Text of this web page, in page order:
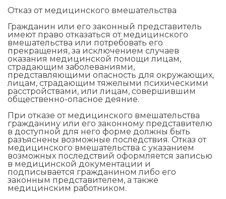
Отказ от медицинского вмешательства
Гражданин или его законный представитель
имеют право отказаться от медицинского
вмешательства или потребовать его
прекращения, за исключением случаев
оказания медицинской помощи лицам,
страдающим заболеваниями,
представляющими опасность для окружающих,
лицам, страдающим тяжелыми психическими
расстройствами, или лицам, совершившим
общественно-опасное деяние.
При отказе от медицинского вмешательства
гражданину или его законному представителю
в доступной для него форме должны быть
разъяснены возможные последствия. Отказ от
медицинского вмешательства с указанием
возможных последствий оформляется записью
в медицинской документации и
подписывается гражданином либо его
законным представителем, а также
медицинским работником.